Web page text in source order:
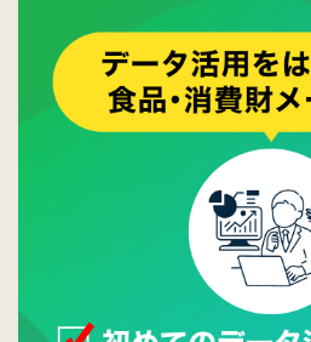
ご覧ください。
2015/10/19
ウレコンのサイト
プ。詳細はこちら
2015/09/28
ウレコンが機能拡
しました。⇒
ウレ
Facebookページを
ら。
ウレコンサイトリ